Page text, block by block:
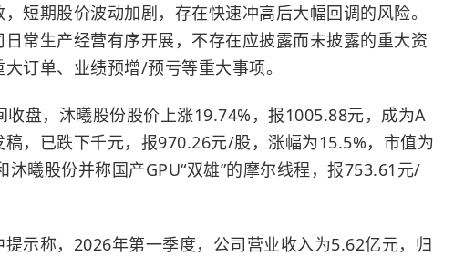
短期股价波动加剧，存在快速冲高后大幅回调的风险。
常生产经营有序开展，不存在应披露而未披露的重大资
订单、业绩预增/预亏等重大事项。
收盘，沐曦股份股价上涨19.74%，报1005.88元，成为A
，已跌下千元，报970.26元/股，涨幅为15.5%，市值为
沐曦股份并称国产GPU“双雄”的摩尔线程，报753.61元/
示称，2026年第一季度，公司营业收入为5.62亿元，归